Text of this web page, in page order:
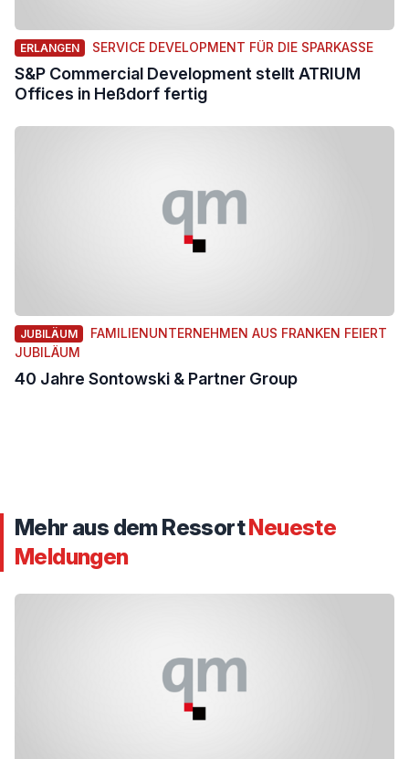
ERLANGEN SERVICE DEVELOPMENT FÜR DIE SPARKASSE
S&P Commercial Development stellt ATRIUM
Offices in Heßdorf fertig
JUBILÄUM
FAMILIENUNTERNEHMEN AUS FRANKEN FEIERT
JUBILÄUM
40 Jahre Sontowski & Partner Group
Mehr aus dem RessortNeueste
Meldungen